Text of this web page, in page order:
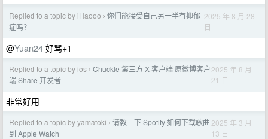
Replied to a topic by iHaooo › 你们能接受自己另一半有抑郁
症吗？
2025 年 8 月 28
日
@Yuan24 好骂+1
Replied to a topic by ios › Chuckle 第三方 X 客户端 原微博客户
端 Share 开发者
2025 年 8 月
21 日
非常好用
Replied to a topic by yamatoki › 请教一下 Spotify 如何下载歌曲
到 Apple Watch
2025 年 3 月
13 日